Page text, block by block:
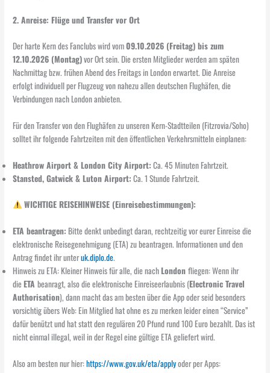
2. Anreise: Flüge und Transfer vor Ort
Der harte Kern des Fanclubs wird vom09.10.2026 (Freitag) bis zum
12.10.2026 (Montag)vor Ort sein. Die ersten Mitglieder werden am späten
Nachmittag bzw. frühen Abend des Freitags in London erwartet. Die Anreise
erfolgt individuell per Flugzeug von nahezu allen deutschen Flughäfen, die
Verbindungen nach London anbieten.
Für den Transfer von den Flughäfen zu unseren Kern-Stadtteilen (Fitzrovia/Soho)
solltet ihr folgende Fahrtzeiten mit den öffentlichen Verkehrsmitteln einplanen:
Heathrow Airport & London City Airport: Ca. 45 Minuten Fahrtzeit.
Stansted, Gatwick & Luton Airport: Ca. 1 Stunde Fahrtzeit.
WICHTIGE REISEHINWEISE (Einreisebestimmungen):
ETA beantragen: Bitte denkt unbedingt daran, rechtzeitig vor eurer Einreise die
elektronische Reisegenehmigung (ETA) zu beantragen. Informationen und den
Antrag findet ihr unteruk.diplo.de.
Hinweis zu ETA: Kleiner Hinweis für alle, die nach Londonfliegen: Wenn ihr
die ETAbeanragt, also die elektronische Einreiseerlaubnis (Electronic Travel
Authorisation), dann macht das am besten über die App oder seid besonders
vorsichtig übers Web: Ein Mitglied hat ohne es zu merken leider einen “Service”
dafür benützt und hat statt den regulären 20 Pfund rund 100 Euro bezahlt. Das ist
nicht einmal illegal, weil in der Regel eine gültige ETA geliefert wird.
Also am besten nur hier:https://www.gov.uk/eta/applyoder per Apps: